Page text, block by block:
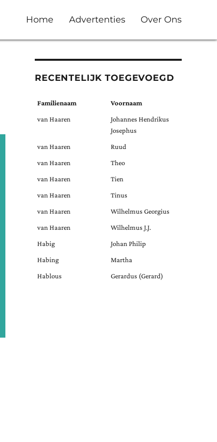
Home Advertenties Over Ons
RECENTELIJK TOEGEVOEGD
Familienaam Voornaam
van Haaren
Johannes Hendrikus
Josephus
van Haaren Ruud
van Haaren Theo
van Haaren Tien
van Haaren Tinus
van Haaren Wilhelmus Georgius
van Haaren Wilhelmus J.J.
Habig Johan Philip
Habing Martha
Hablous Gerardus (Gerard)